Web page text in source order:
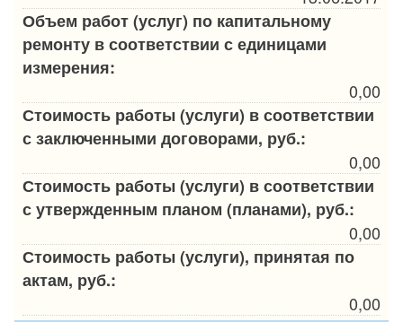
Объем работ (услуг) по капитальному
ремонту в соответствии с единицами
измерения:
0,00
Стоимость работы (услуги) в соответствии
с заключенными договорами, руб.:
0,00
Стоимость работы (услуги) в соответствии
с утвержденным планом (планами), руб.:
0,00
Стоимость работы (услуги), принятая по
актам, руб.:
0,00